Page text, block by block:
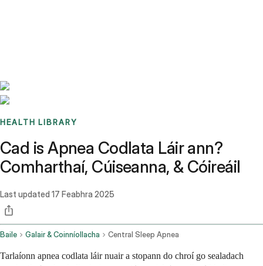
HEALTH LIBRARY
Cad is Apnea Codlata Láir ann?
Comharthaí, Cúiseanna, & Cóireáil
Last updated 17 Feabhra 2025
Baile Galair & Coinníollacha Central Sleep Apnea
Tarlaíonn apnea codlata láir nuair a stopann do chroí go sealadach